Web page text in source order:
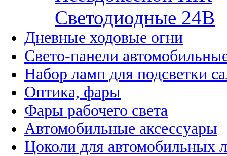
Cветодиодные 24B
Дневные ходовые огни
Свето-панели
Набор ламп для подсветки
Оптика, фары
Фары рабочего света
Автомобильные аксессуары
Цоколи для автомобильных